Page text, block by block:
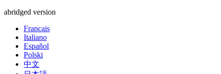
abridged version
Français
Italiano
Español
Polski
中文